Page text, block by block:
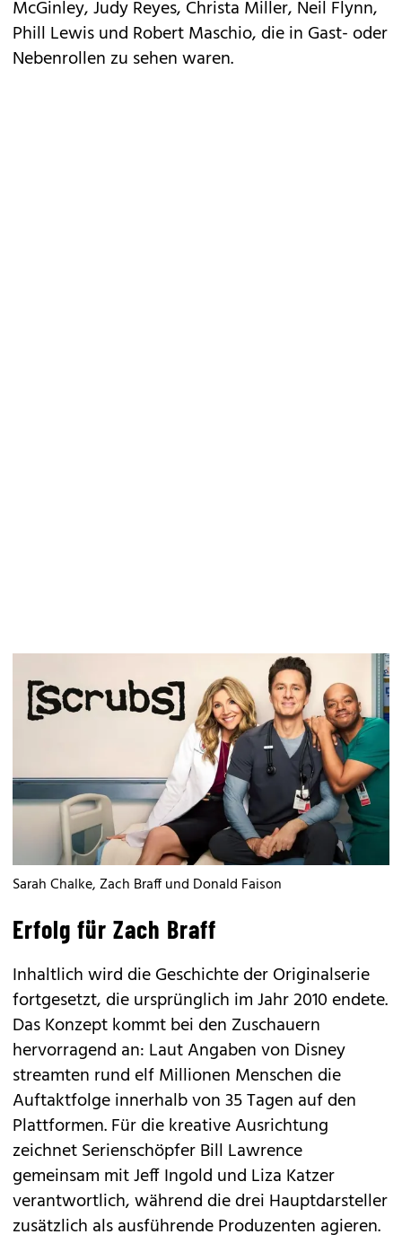
McGinley, Judy Reyes, Christa Miller, Neil Flynn,
Phill Lewis und Robert Maschio, die in Gast- oder
Nebenrollen zu sehen waren.
Sarah Chalke, Zach Braff und Donald Faison
Erfolg für Zach Braff
Inhaltlich wird die Geschichte der Originalserie
fortgesetzt, die ursprünglich im Jahr 2010 endete.
Das Konzept kommt bei den Zuschauern
hervorragend an: Laut Angaben von Disney
streamten rund elf Millionen Menschen die
Auftaktfolge innerhalb von 35 Tagen auf den
Plattformen. Für die kreative Ausrichtung
zeichnet Serienschöpfer Bill Lawrence
gemeinsam mit Jeff Ingold und Liza Katzer
verantwortlich, während die drei Hauptdarsteller
zusätzlich als ausführende Produzenten agieren.